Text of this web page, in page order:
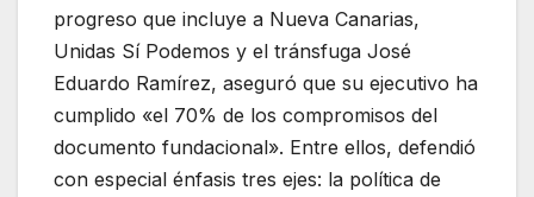
progreso que incluye a Nueva Canarias,
Unidas Sí Podemos y el tránsfuga José
Eduardo Ramírez, aseguró que su ejecutivo ha
cumplido «el 70% de los compromisos del
documento fundacional». Entre ellos, defendió
con especial énfasis tres ejes: la política de